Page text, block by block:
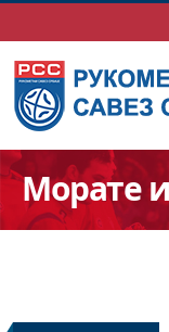
Морате